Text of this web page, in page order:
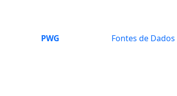
PWG Fontes de Dados